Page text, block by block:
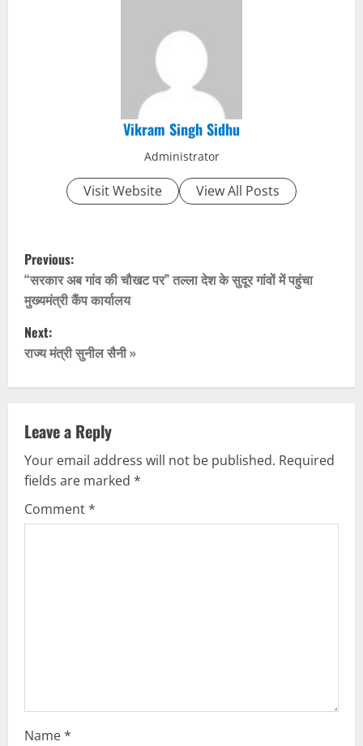
Vikram Singh Sidhu
Administrator
Visit Website View All Posts
P
o
s
t
n
a
v
i
g
Previous:
“सरकार अब गांव की चौखट पर” तल्ला देश के सुदूर गांवों में पहुंचा
मुख्यमंत्री कैंप कार्यालय
Next:
राज्य मंत्री सुनील सैनी »
Leave a Reply
Your email address will not be published. Required
fields are marked *
Comment*
Name*